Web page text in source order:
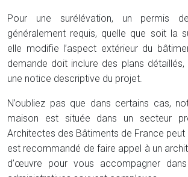
Pour une surélévation, un permis
généralement requis, quelle que soit la
elle modifie l’aspect extérieur du
demande doit inclure des plans
une notice descriptive du projet.
N’oubliez pas que dans certains cas,
maison est située dans un secteur
Architectes des Bâtiments de France peut
est recommandé de faire appel à un
d’œuvre pour vous accompagner